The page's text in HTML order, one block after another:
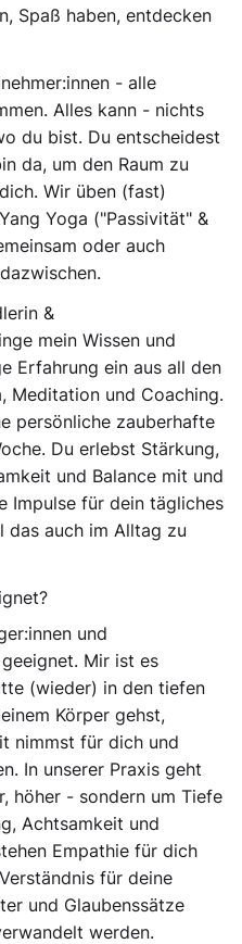
Spaß haben, entdecken
- alle
Alles kann - nichts
du bist. Du entscheidest
da, um den Raum zu
Wir üben (fast)
Yoga ("Passivität" &
oder auch
&
mein Wissen und
Erfahrung ein aus all den
Meditation und Coaching.
persönliche zauberhafte
Du erlebst Stärkung,
und Balance mit und
Impulse für dein tägliches
das auch im Alltag zu
und
Mir ist es
(wieder) in den tiefen
Körper gehst,
nimmst für dich und
In unserer Praxis geht
höher - sondern um Tiefe
Achtsamkeit und
Empathie für dich
für deine
und Glaubenssätze
werden.